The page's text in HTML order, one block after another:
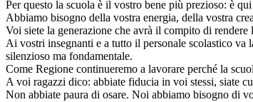
Per questo la scuola è il vostro bene più prezioso: è
Abbiamo bisogno della vostra energia, della vostra
Voi siete la generazione che avrà il compito di
Ai vostri insegnanti e a tutto il personale scolastico
silenzioso ma fondamentale.
Come Regione continueremo a lavorare perché la
A voi ragazzi dico: abbiate fiducia in voi stessi, siate
Non abbiate paura di osare. Noi abbiamo bisogno di